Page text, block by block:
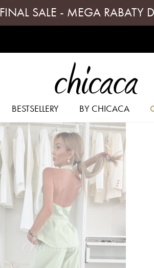
FINAL SALE - MEGA RABATY
BESTSELLERY BY CHICACA